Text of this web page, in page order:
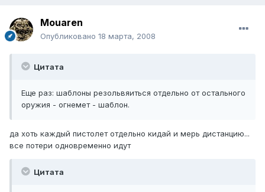
Mouaren
Опубликовано 18 марта, 2008
Цитата
Еще раз: шаблоны резольвяиться отдельно от остального
оружия - огнемет - шаблон.
да хоть каждый пистолет отдельно кидай и мерь дистанцию...
все потери одновременно идут
Цитата